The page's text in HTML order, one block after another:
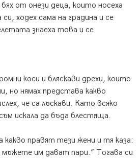
от онези деца, които носеха
ходех сама на градина и се
знаеха това и се
коси и бляскави дрехи, които
но нямах представа какво
че са лъскави. Като всяко
искала да бъда блестяща.
какво правят тези жени и тя каза:
им дават пари.” Тогава си